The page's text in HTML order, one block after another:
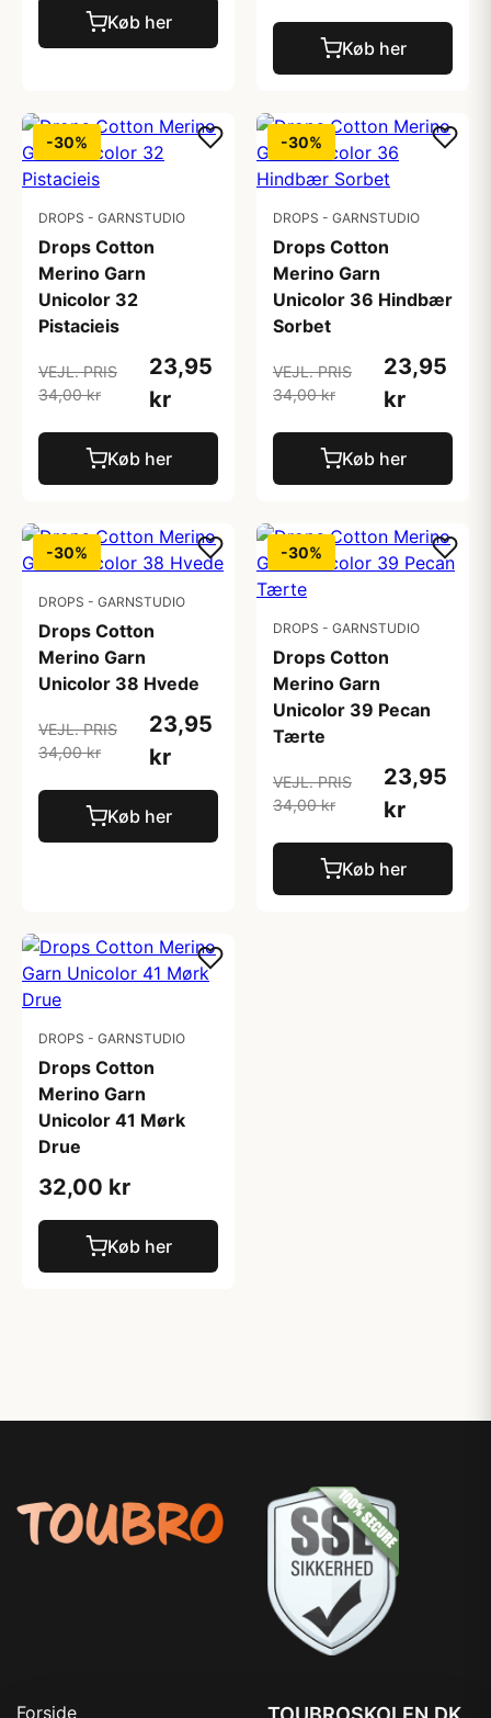
Køb her
Køb her
-30%
DROPS - GARNSTUDIO
Drops Cotton
Merino Garn
Unicolor 32
Pistacieis
VEJL. PRIS
34,00 kr
23,95
kr
Køb her
-30%
DROPS - GARNSTUDIO
Drops Cotton
Merino Garn
Unicolor 36 Hindbær
Sorbet
VEJL. PRIS
34,00 kr
23,95
kr
Køb her
-30%
DROPS - GARNSTUDIO
Drops Cotton
Merino Garn
Unicolor 38 Hvede
VEJL. PRIS
34,00 kr
23,95
kr
Køb her
-30%
DROPS - GARNSTUDIO
Drops Cotton
Merino Garn
Unicolor 39 Pecan
Tærte
VEJL. PRIS
34,00 kr
23,95
kr
Køb her
DROPS - GARNSTUDIO
Drops Cotton
Merino Garn
Unicolor 41 Mørk
Drue
32,00 kr
Køb her
Forside